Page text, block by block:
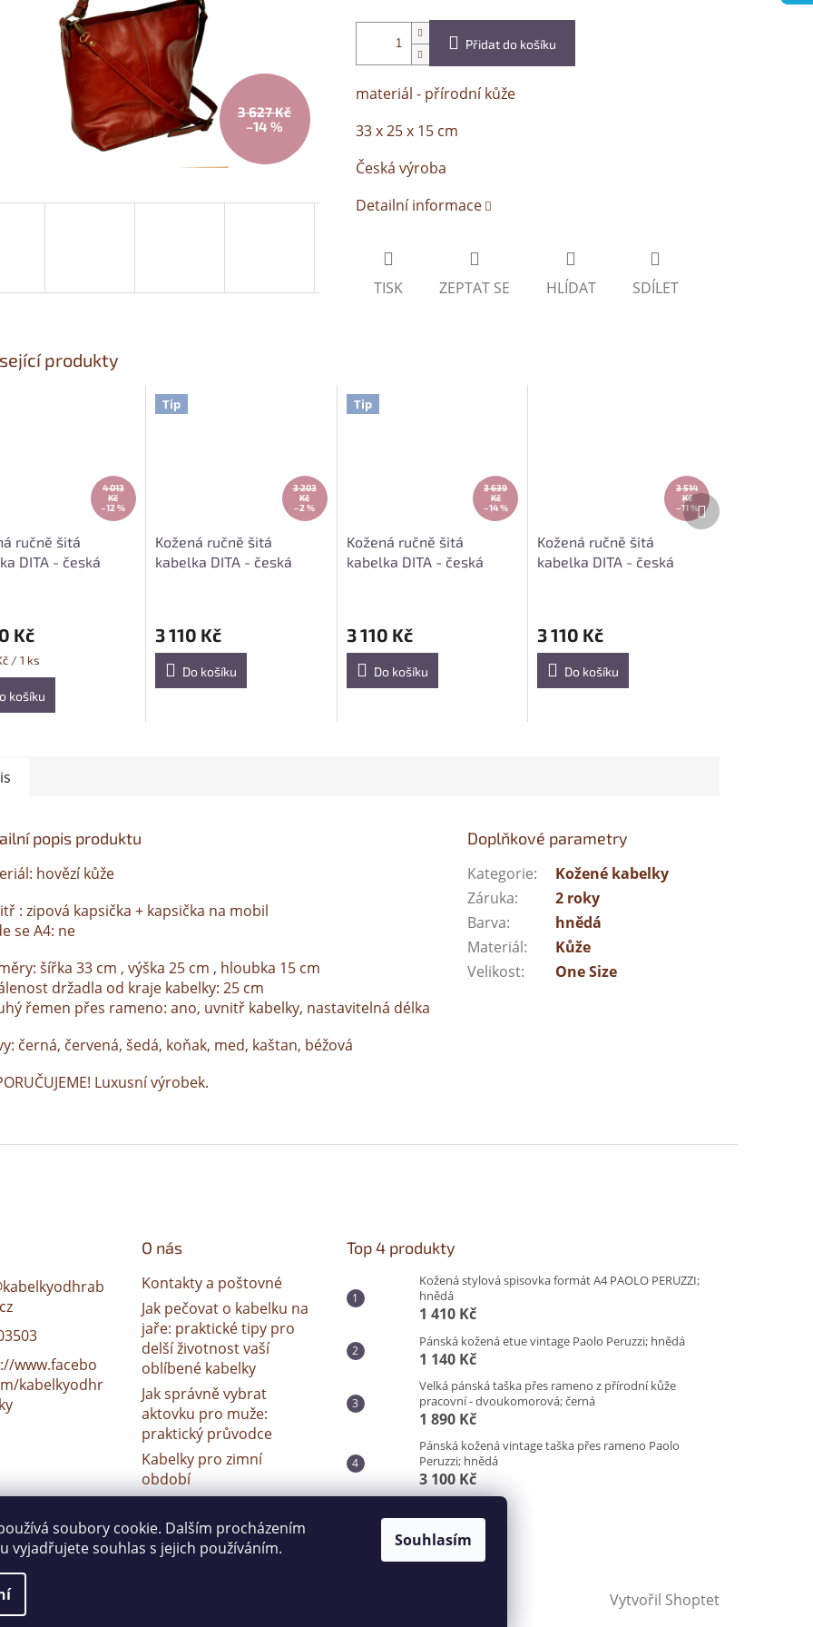
soubory cookie. Dalším procházením
vyjadřujete souhlas s jejich používáním.
Souhlasím
3 627 Kč
–14 %
Přidat do košíku
materiál - přírodní kůže
33 x 25 x 15 cm
Česká výroba
Detailní informace
TISK ZEPTAT SE HLÍDAT SDÍLET
produkty
4 013
Kč
–12 %
ručně šitá
DITA - česká
Kč
/ 1 ks
košíku
Tip
3 203
Kč
–2 %
Kožená ručně šitá
kabelka DITA - česká
3 110 Kč
Do košíku
Tip
3 639
Kč
–14 %
Kožená ručně šitá
kabelka DITA - česká
3 110 Kč
Do košíku
3 514
Kč
–11 %
Kožená ručně šitá
kabelka DITA - česká
3 110 Kč
Do košíku
Další
produkt
popis produktu
hovězí kůže
: zipová kapsička + kapsička na mobil
se A4: ne
šířka 33 cm , výška 25 cm , hloubka 15 cm
držadla od kraje kabelky: 25 cm
řemen přes rameno: ano, uvnitř kabelky, nastavitelná délka
černá, červená, šedá, koňak, med, kaštan, béžová
Luxusní výrobek.
Doplňkové parametry
Kategorie:
Kožené kabelky
Záruka:
2 roky
Barva:
hnědá
Materiál:
Kůže
Velikost: One Size
kabelkyodhrab
www.facebo
kabelkyodhr
O nás
Kontakty a poštovné
Jak pečovat o kabelku na
jaře: praktické tipy pro
delší životnost vaší
oblíbené kabelky
Jak správně vybrat
aktovku pro muže:
praktický průvodce
Kabelky pro zimní
období
kvalitu
Top 4 produkty
Kožená stylová spisovka formát A4 PAOLO PERUZZI;
hnědá
1 410 Kč
Pánská kožená etue vintage Paolo Peruzzi; hnědá
1 140 Kč
Velká pánská taška přes rameno z přírodní kůže
pracovní - dvoukomorová; černá
1 890 Kč
Pánská kožená vintage taška přes rameno Paolo
Peruzzi; hnědá
3 100 Kč
Vytvořil Shoptet
práva vyhrazena.